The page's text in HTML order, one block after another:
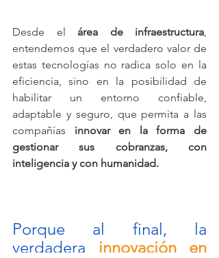
Desde el área de infraestructura
entendemos que el verdadero valor de
estas tecnologías no radica solo en la
eficiencia, sino en la posibilidad de
habilitar un entorno confiable,
adaptable y seguro, que permita a las
compañías innovar en la forma de
gestionar sus cobranzas, con
inteligencia y con humanidad.
Porque al final, la
verdadera innovación en